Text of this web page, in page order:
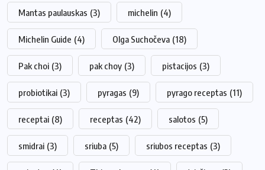
Mantas paulauskas (3) michelin (4)
Michelin Guide (4) Olga Suchočeva (18)
Pak choi (3) pak choy (3) pistacijos (3)
probiotikai (3) pyragas (9) pyrago receptas (11)
receptai (8) receptas (42) salotos (5)
smidrai (3) sriuba (5) sriubos receptas (3)